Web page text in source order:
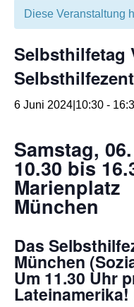
Diese Veranstaltung
Selbsthilfetag
6 Juni 2024|10:30 -
Samstag,
10.30 bis
Marienplatz
München
Das
München
Um 11.30 Uhr